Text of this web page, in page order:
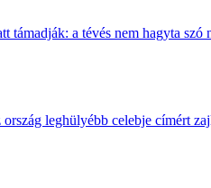
támadják: a tévés nem hagyta szó
leghülyébb celebje címért